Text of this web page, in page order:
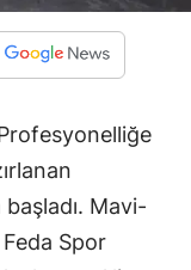
Mavi-
Spor